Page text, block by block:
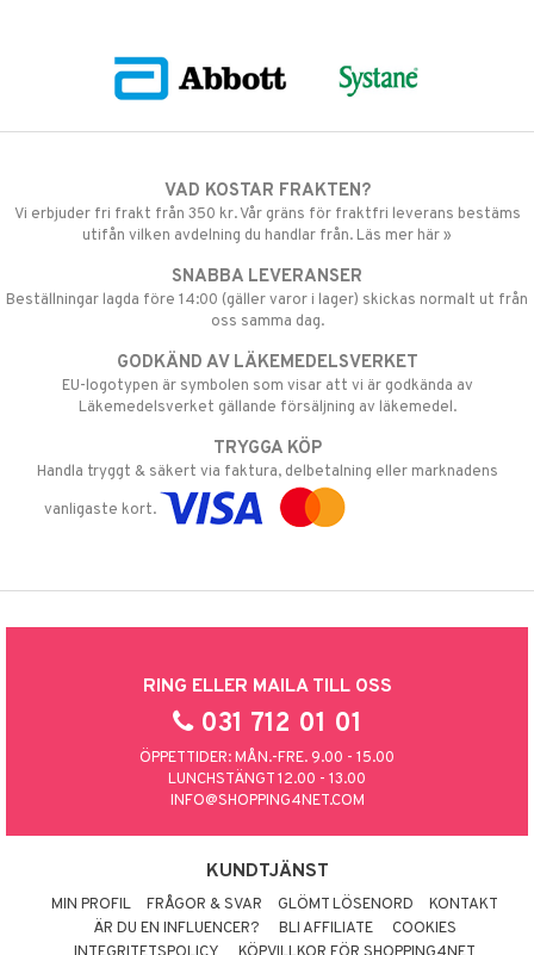
VAD KOSTAR FRAKTEN?
Vi erbjuder fri frakt från 350 kr. Vår gräns för fraktfri leverans bestäms
utifån vilken avdelning du handlar från. Läs mer här »
SNABBA LEVERANSER
Beställningar lagda före 14:00 (gäller varor i lager) skickas normalt ut från
oss samma dag.
GODKÄND AV LÄKEMEDELSVERKET
EU-logotypen är symbolen som visar att vi är godkända av
Läkemedelsverket gällande försäljning av läkemedel.
TRYGGA KÖP
Handla tryggt & säkert via faktura, delbetalning eller marknadens
vanligaste kort.
RING ELLER MAILA TILL OSS
031 712 01 01
ÖPPETTIDER: MÅN.-FRE. 9.00 - 15.00
LUNCHSTÄNGT 12.00 - 13.00
INFO@SHOPPING4NET.COM
KUNDTJÄNST
MIN PROFIL FRÅGOR & SVAR GLÖMT LÖSENORD
KONTAKT
ÄR DU EN INFLUENCER?
BLI AFFILIATE
COOKIES